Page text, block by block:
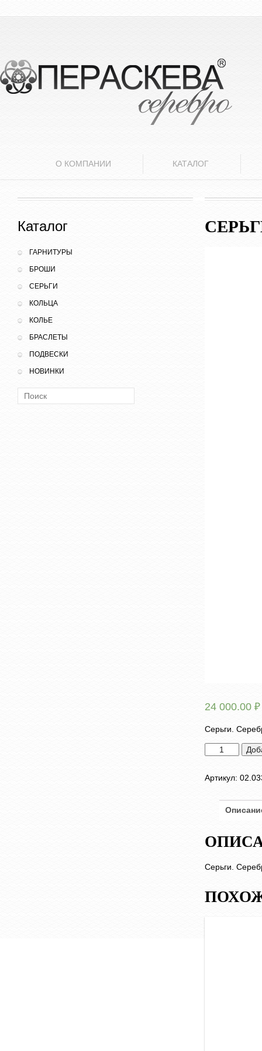
О КОМПАНИИ КАТАЛОГ
Каталог
ГАРНИТУРЫ
БРОШИ
СЕРЬГИ
КОЛЬЦА
КОЛЬЕ
БРАСЛЕТЫ
ПОДВЕСКИ
НОВИНКИ
Поиск:
24 000.00 ₽
Серьги.
Количество
товара
Артикул:
Серьги.